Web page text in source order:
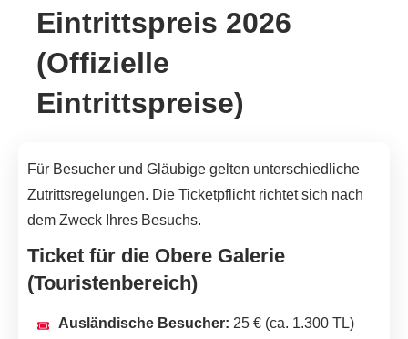
Eintrittspreis 2026
(Offizielle
Eintrittspreise)
Für Besucher und Gläubige gelten unterschiedliche
Zutrittsregelungen. Die Ticketpflicht richtet sich nach
dem Zweck Ihres Besuchs.
Ticket für die Obere Galerie
(Touristenbereich)
Ausländische Besucher: 25 € (ca. 1.300 TL)